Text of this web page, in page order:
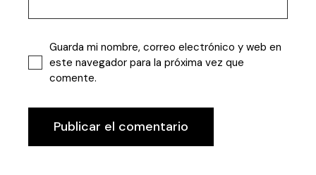
Guarda mi nombre, correo electrónico y web en
este navegador para la próxima vez que
comente.
Publicar el comentario